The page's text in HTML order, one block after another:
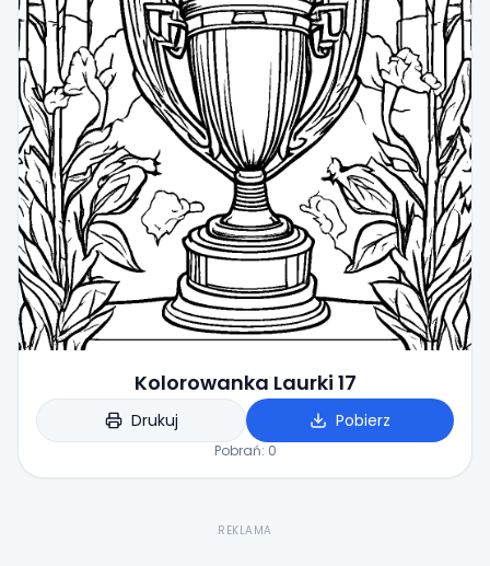
Kolorowanka Laurki 17
Drukuj Pobierz
Pobrań: 0
REKLAMA